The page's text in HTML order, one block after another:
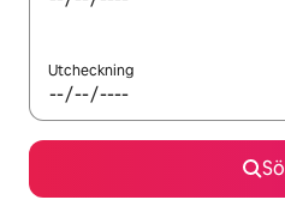
Utcheckning